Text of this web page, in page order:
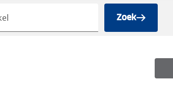
Zoek